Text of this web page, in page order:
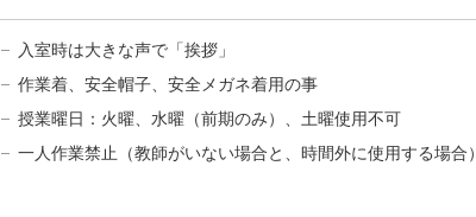
入室時は大きな声で「挨拶」
作業着、安全帽子、安全メガネ着用の事
授業曜日：火曜、水曜（前期のみ）、土曜使用不可
一人作業禁止（教師がいない場合と、時間外に使用する場合）